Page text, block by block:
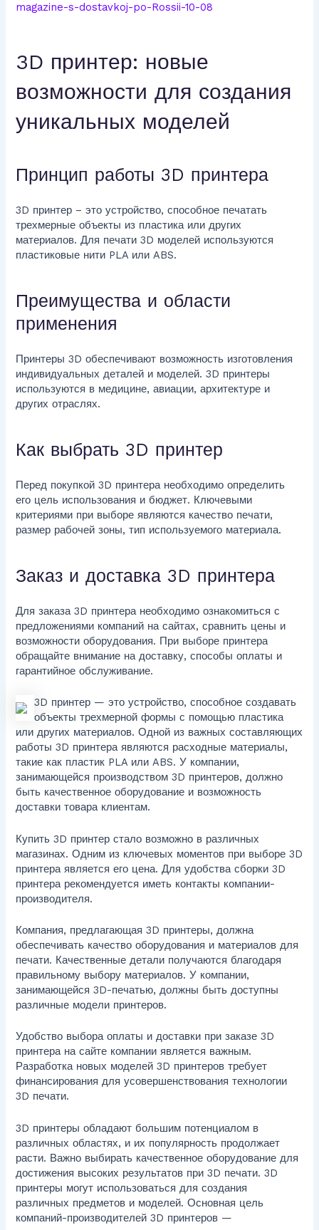
magazine-s-dostavkoj-po-Rossii-10-08
3D принтер: новые
возможности для создания
уникальных моделей
Принцип работы 3D принтера
3D принтер – это устройство, способное печатать
трехмерные объекты из пластика или других
материалов. Для печати 3D моделей используются
пластиковые нити PLA или ABS.
Преимущества и области
применения
Принтеры 3D обеспечивают возможность изготовления
индивидуальных деталей и моделей. 3D принтеры
используются в медицине, авиации, архитектуре и
других отраслях.
Как выбрать 3D принтер
Перед покупкой 3D принтера необходимо определить
его цель использования и бюджет. Ключевыми
критериями при выборе являются качество печати,
размер рабочей зоны, тип используемого материала.
Заказ и доставка 3D принтера
Для заказа 3D принтера необходимо ознакомиться с
предложениями компаний на сайтах, сравнить цены и
возможности оборудования. При выборе принтера
обращайте внимание на доставку, способы оплаты и
гарантийное обслуживание.
3D принтер — это устройство, способное создавать
объекты трехмерной формы с помощью пластика
или других материалов. Одной из важных составляющих
работы 3D принтера являются расходные материалы,
такие как пластик PLA или ABS. У компании,
занимающейся производством 3D принтеров, должно
быть качественное оборудование и возможность
доставки товара клиентам.
Купить 3D принтер стало возможно в различных
магазинах. Одним из ключевых моментов при выборе 3D
принтера является его цена. Для удобства сборки 3D
принтера рекомендуется иметь контакты компании-
производителя.
Компания, предлагающая 3D принтеры, должна
обеспечивать качество оборудования и материалов для
печати. Качественные детали получаются благодаря
правильному выбору материалов. У компании,
занимающейся 3D-печатью, должны быть доступны
различные модели принтеров.
Удобство выбора оплаты и доставки при заказе 3D
принтера на сайте компании является важным.
Разработка новых моделей 3D принтеров требует
финансирования для усовершенствования технологии
3D печати.
3D принтеры обладают большим потенциалом в
различных областях, и их популярность продолжает
расти. Важно выбирать качественное оборудование для
достижения высоких результатов при 3D печати. 3D
принтеры могут использоваться для создания
различных предметов и моделей. Основная цель
компаний-производителей 3D принтеров —